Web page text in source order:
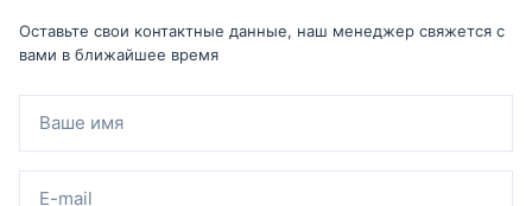
Оставьте свои контактные данные, наш менеджер свяжется с
вами в ближайшее время